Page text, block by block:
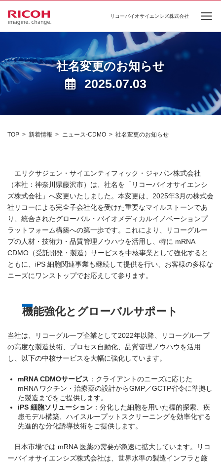
リコーバイオサイエンシズ株式会社
社名変更のお知らせ
2025.07.03
TOP 新着情報 ニュース-CDMO 社名変更のお知らせ
エリクサジェン・サイエンティフィック・ジャパン株式会社
（本社：神奈川県藤沢市）は、社名を「リコーバイオサイエンシ
ズ株式会社」へ変更いたしました。本変更は、2025年3月の株式会
社リコーによる完全子会社化を受けた重要なマイルストーンであ
り、統合されたグローバル・バイオメディカルイノベーションプ
ラットフォーム構築への第一歩です。これにより、リコーグルー
プの人材・技術力・品質管理ノウハウを活用し、特に mRNA
CDMO（受託開発・製造）サービスを中核事業として強化すると
ともに、iPS 細胞関連事業も継続して提供を行い、お客様の多様な
ニーズにワンストップでお応えして参ります。
機能強化とグローバルサポート
当社は、リコーグループ企業として2022年以降、リコーグループ
の高度な製造技術、プロセス自動化、品質管理ノウハウを活用
し、以下の中核サービスを大幅に強化しています。
mRNA CDMOサービス ：クライアントのニーズに応じた
mRNA ワクチン・治療薬の設計からGMP／GCTP省令に準拠し
た製造までをご提供します。
iPS 細胞ソリューション ：分化した細胞を用いた標的探索、疾
患モデル構築、ハイスループットスクリーニングを効率化する
先進的な分化誘導技術をご提供します。
日本市場では mRNA 医薬の需要が急速に拡大しています。リコ
ーバイオサイエンシズ株式会社は、世界水準の製造インフラと厳